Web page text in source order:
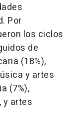
Por
los ciclos
de
(18%),
y artes
(7%),
y artes